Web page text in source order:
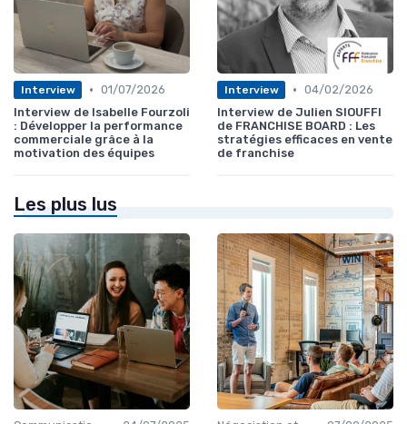
Interview • 01/07/2026
Interview de Isabelle Fourzoli
: Développer la performance
commerciale grâce à la
motivation des équipes
Interview • 04/02/2026
Interview de Julien SIOUFFI
de FRANCHISE BOARD : Les
stratégies efficaces en vente
de franchise
Les plus lus